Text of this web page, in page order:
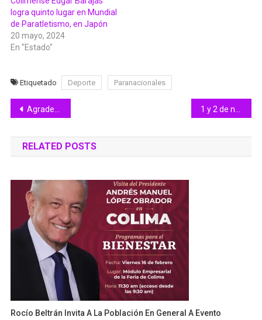
logra quinto lugar en Mundial
de Paratletismo, en Japón
20 mayo, 2024
En "Estado"
Etiquetado Deporte Paranacionales
Navegación
de
entradas
Agradece Subsejuv solidaridad de colimenses
RELATED POSTS
Rocío Beltrán Invita A La Población En General A Evento